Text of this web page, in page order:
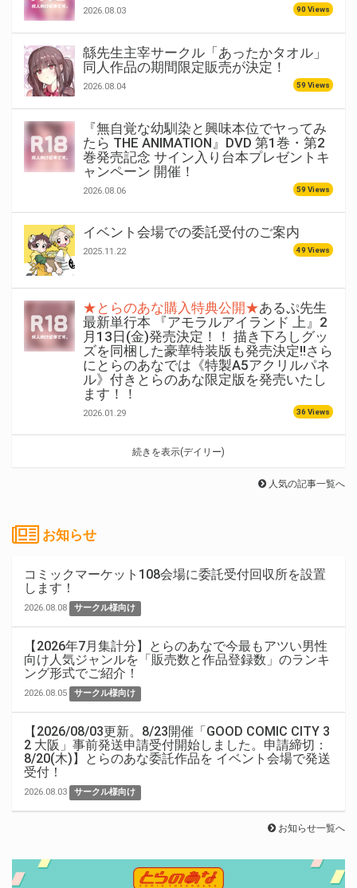
2026.08.03 90 Views
緜先生主宰サークル「あったかタオル」
同人作品の期間限定販売が決定！
2026.08.04 59 Views
『無自覚な幼馴染と興味本位でヤってみ
たら THE ANIMATION』DVD 第1巻・第2
巻発売記念 サイン入り台本プレゼントキ
ャンペーン 開催！
2026.08.06 59 Views
イベント会場での委託受付のご案内
2025.11.22 49 Views
★とらのあな購入特典公開★あるぷ先生
最新単行本 『アモラルアイランド 上』2
月13日(金)発売決定！！ 描き下ろしグッ
ズを同梱した豪華特装版も発売決定!!さら
にとらのあなでは《特製A5アクリルパネ
ル》付きとらのあな限定版を発売いたし
ます！！
2026.01.29 36 Views
続きを表示(デイリー)
人気の記事一覧へ
お知らせ
コミックマーケット108会場に委託受付回収所を設置
します！
2026.08.08 サークル様向け
【2026年7月集計分】とらのあなで今最もアツい男性
向け人気ジャンルを「販売数と作品登録数」のランキ
ング形式でご紹介！
2026.08.05 サークル様向け
【2026/08/03更新。8/23開催「GOOD COMIC CITY 3
2 大阪」事前発送申請受付開始しました。申請締切：
8/20(木)】とらのあな委託作品を イベント会場で発送
受付！
2026.08.03 サークル様向け
お知らせ一覧へ